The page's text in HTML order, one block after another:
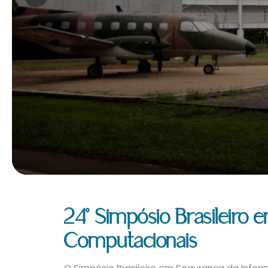
24º Simpósio Brasileiro
Computacionais